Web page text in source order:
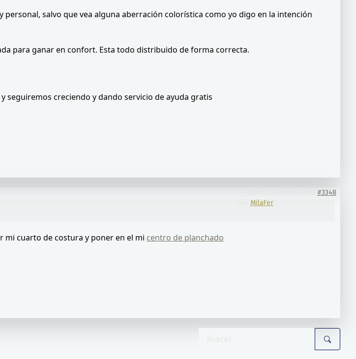
salvo que vea alguna aberración colorística como yo digo en la intención
para ganar en confort. Esta todo distribuido de forma correcta.
seguiremos creciendo y dando servicio de ayuda gratis
#3348
MilaFer
mi cuarto de costura y poner en el mi centro de planchado